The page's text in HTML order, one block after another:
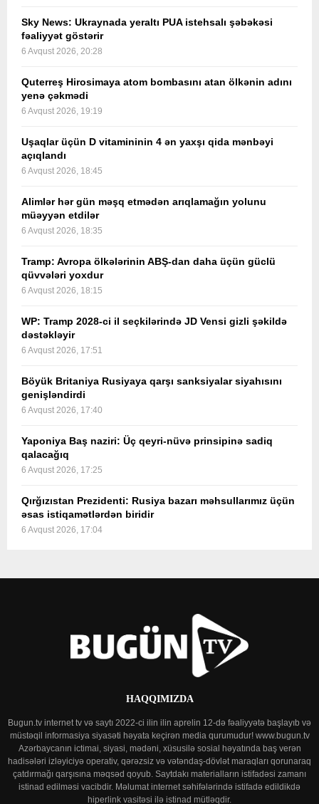
Sky News: Ukraynada yeraltı PUA istehsalı şəbəkəsi
fəaliyyət göstərir
6 Avqust 2026, 20:28
Quterreş Hirosimaya atom bombasını atan ölkənin adını
yenə çəkmədi
6 Avqust 2026, 19:19
Uşaqlar üçün D vitamininin 4 ən yaxşı qida mənbəyi
açıqlandı
6 Avqust 2026, 18:45
Alimlər hər gün məşq etmədən arıqlamağın yolunu
müəyyən etdilər
6 Avqust 2026, 18:35
Tramp: Avropa ölkələrinin ABŞ-dan daha üçün güclü
qüvvələri yoxdur
6 Avqust 2026, 18:15
WP: Tramp 2028-ci il seçkilərində JD Vensi gizli şəkildə
dəstəkləyir
6 Avqust 2026, 17:51
Böyük Britaniya Rusiyaya qarşı sanksiyalar siyahısını
genişləndirdi
6 Avqust 2026, 17:40
Yaponiya Baş naziri: Üç qeyri-nüvə prinsipinə sadiq
qalacağıq
6 Avqust 2026, 17:25
Qırğızıstan Prezidenti: Rusiya bazarı məhsullarımız üçün
əsas istiqamətlərdən biridir
6 Avqust 2026, 17:04
HAQQIMIZDA
Bugun.tv internet tv və saytı 2022-ci ilin ilin aprelin 12-də fəaliyyətə başlayıb və
müstəqil informasiya siyasəti həyata keçirən media qurumudur! www.bugun.tv
Azərbaycanın ictimai, siyasi, mədəni, xüsusilə sosial həyatında baş verən
hadisələri izləyiciyə operativ, qərəzsiz və vətəndaş-dövlət maraqları qorunaraq
çatdırmağı qarşısına məqsəd qoyub. Saytdakı materialların istifadəsi zamanı
istinad edilməsi vacibdir. Məlumat internet səhifələrində istifadə edildikdə
hiperlink vasitəsi ilə istinad mütləqdir.